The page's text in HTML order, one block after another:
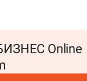
Online